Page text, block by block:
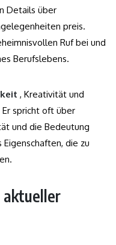
Details über
preis.
Ruf bei und
Berufslebens.
, Kreativität und
Er spricht oft über
und die Bedeutung
die zu
aktueller